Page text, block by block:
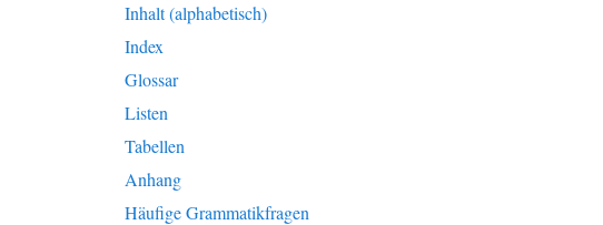
Inhalt (alphabetisch)
Index
Glossar
Listen
Tabellen
Anhang
Häufige Grammatikfragen